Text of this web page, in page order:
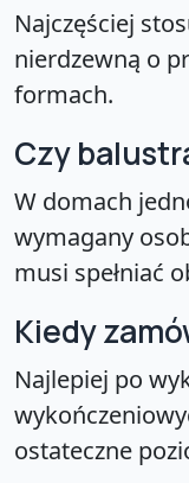
Najczęściej
nierdzewną o
formach.
Czy
W domach
wymagany
musi spełniać
Kiedy
Najlepiej po
ostateczne